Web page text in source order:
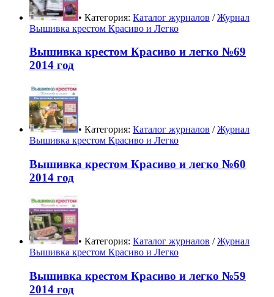
• Категория: Каталог журналов /Журнал
Вышивка крестом Красиво и Легко
Вышивка крестом Красиво и легко №69
2014 год
• Категория: Каталог журналов /Журнал
Вышивка крестом Красиво и Легко
Вышивка крестом Красиво и легко №60
2014 год
• Категория: Каталог журналов /Журнал
Вышивка крестом Красиво и Легко
Вышивка крестом Красиво и легко №59
2014 год